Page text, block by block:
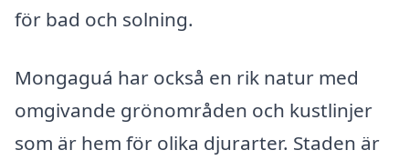
för bad och solning.
Mongaguá har också en rik natur med
omgivande grönområden och kustlinjer
som är hem för olika djurarter. Staden är